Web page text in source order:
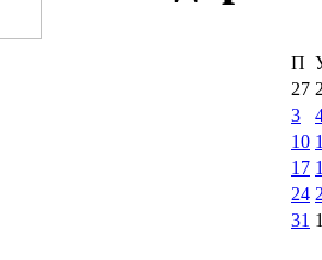
П
27
3
10
17
24
31